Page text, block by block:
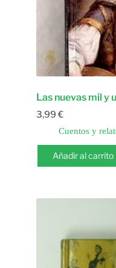
Las nuevas mil y
3,99 €
Cuentos y
Añadir al carrito